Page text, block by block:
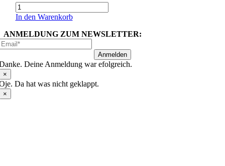
Geschirrspülmittel
Menge
In den Warenkorb
ANMELDUNG ZUM NEWSLETTER:
Anmelden
Deine Anmeldung war efolgreich.
×
Da hat was nicht geklappt.
×